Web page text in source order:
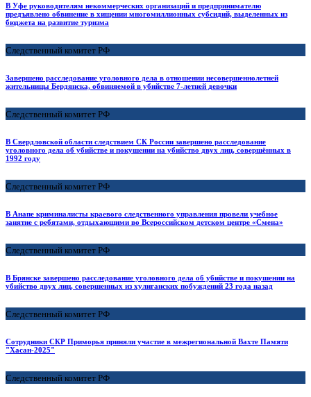
В Уфе руководителям некоммерческих организаций и предпринимателю
предъявлено обвинение в хищении многомиллионных субсидий, выделенных из
бюджета на развитие туризма
Следственный комитет РФ
Завершено расследование уголовного дела в отношении несовершеннолетней
жительницы Бердянска, обвиняемой в убийстве 7-летней девочки
Следственный комитет РФ
В Свердловской области следствием СК России завершено расследование
уголовного дела об убийстве и покушении на убийство двух лиц, совершённых в
1992 году
Следственный комитет РФ
В Анапе криминалисты краевого следственного управления провели учебное
занятие с ребятами, отдыхающими во Всероссийском детском центре «Смена»
Следственный комитет РФ
В Брянске завершено расследование уголовного дела об убийстве и покушении на
убийство двух лиц, совершенных из хулиганских побуждений 23 года назад
Следственный комитет РФ
Сотрудники СКР Приморья приняли участие в межрегиональной Вахте Памяти
"Хасан-2025"
Следственный комитет РФ